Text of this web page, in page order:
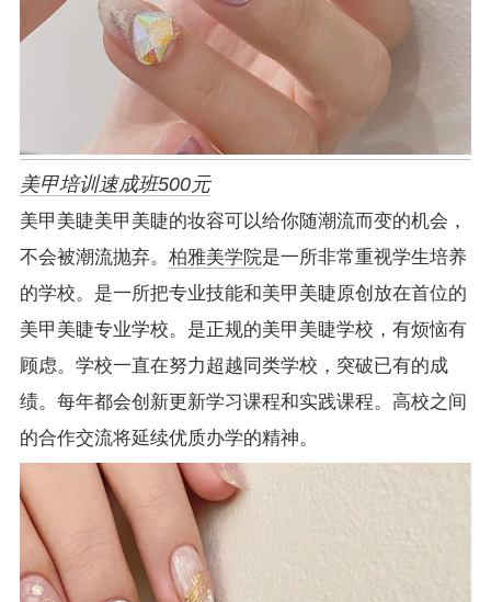
美甲培训速成班500元
美甲美睫美甲美睫的妆容可以给你随潮流而变的机会，
不会被潮流抛弃。 柏雅美学院是一所非常重视学生培养
的学校。是一所把专业技能和美甲美睫原创放在首位的
美甲美睫专业学校。是正规的美甲美睫学校，有烦恼有
顾虑。学校一直在努力超越同类学校，突破已有的成
绩。每年都会创新更新学习课程和实践课程。高校之间
的合作交流将延续优质办学的精神。